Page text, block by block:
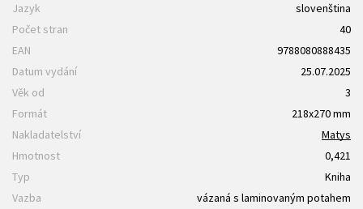
Jazyk
slovenština
Počet stran
40
EAN
9788080888435
Datum vydání
25.07.2025
Věk od
3
Formát
218x270 mm
Nakladatelství
Matys
Hmotnost
0,421
Typ
Kniha
Vazba
vázaná s laminovaným potahem